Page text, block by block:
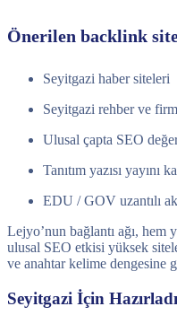
Önerilen backlink
Seyitgazi haber siteleri
Seyitgazi rehber ve
Ulusal çapta SEO
Tanıtım yazısı yayını
EDU / GOV uzantılı
Lejyo’nun bağlantı ağı,
ulusal SEO etkisi yüksek
ve anahtar kelime dengesine
Seyitgazi İçin